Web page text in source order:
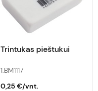
Trintukas pieštukui
1.BM1117
0,25 €/vnt.